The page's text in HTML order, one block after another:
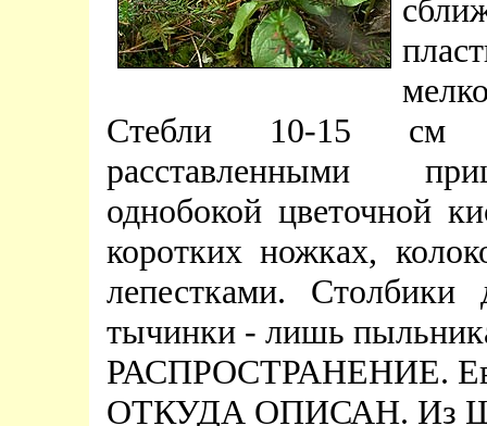
Стебли 10-15 см
расставленными
однобокой цветочной
коротких ножках,
лепестками. Столбики
тычинки - лишь
РАСПРОСТРАНЕНИЕ.
ОТКУДА ОПИСАН. Из